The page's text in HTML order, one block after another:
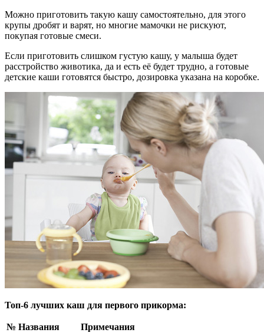
Можно приготовить такую кашу самостоятельно, для этого
крупы дробят и варят, но многие мамочки не рискуют,
покупая готовые смеси.
Если приготовить слишком густую кашу, у малыша будет
расстройство животика, да и есть её будет трудно, а готовые
детские каши готовятся быстро, дозировка указана на коробке.
Топ-6 лучших каш для первого прикорма:
№ Названия Примечания